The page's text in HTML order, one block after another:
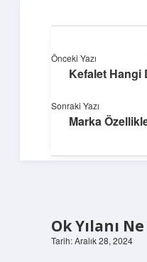
Yaratıcı
Ok Yılanı
Tarih: Aralık 28, 2024
Önceki Yazı
Kefalet Hangi
Sonraki Yazı
Marka